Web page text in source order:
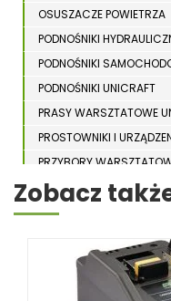
OSUSZACZE POWIETRZA
PODNOŚNIKI
PODNOŚNIKI
PODNOŚNIKI UNICRAFT
PRASY WARSZTATOWE
PROSTOWNIKI I
PRZYBORY
RAMPY NAJAZDOWE
STACJE ZASILANIA
STOJAKI
STOŁY NOŻYCOWE
SUWNICE BRAMOWE
Zobacz